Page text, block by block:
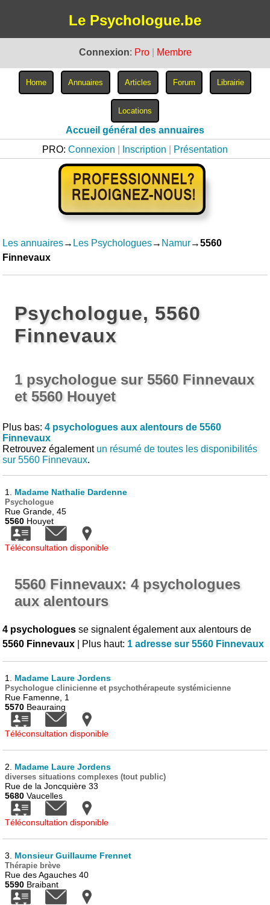
Le Psychologue.be
Connexion: Pro Membre
Accueil général des annuaires
PRO: Connexion Inscription Présentation
Les annuaires→ Les Psychologues→ Namur→5560
Finnevaux
Psychologue, 5560
Finnevaux
1 psychologue sur 5560 Finnevaux
et 5560 Houyet
Plus bas:4 psychologues aux alentours de 5560
Finnevaux
Retrouvez également un résumé de toutes les disponibilités
sur 5560 Finnevaux.
1. Madame Nathalie Dardenne
Psychologue
Rue Grande, 45
5560 Houyet
Téléconsultation disponible
5560 Finnevaux: 4 psychologues
aux alentours
4 psychologues se signalent également aux alentours de
5560 Finnevaux | Plus haut: 1 adresse sur 5560 Finnevaux
1. Madame Laure Jordens
Psychologue clinicienne et psychothérapeute systémicienne
Rue Famenne, 1
5570 Beauraing
Téléconsultation disponible
2. Madame Laure Jordens
diverses situations complexes (tout public)
Rue de la Joncquière 33
5680 Vaucelles
Téléconsultation disponible
3. Monsieur Guillaume Frennet
Thérapie brève
Rue des Agauches 40
5590 Braibant